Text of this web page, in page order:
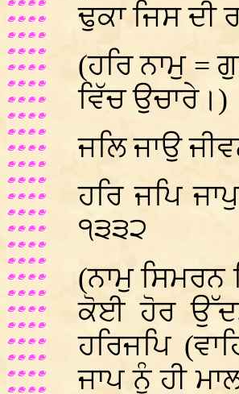
ਢੁਕਾ ਜਿਸ ਦੀ
(ਹਰਿ ਨਾਮੁ =
ਵਿੱਚ ਉਚਾਰੇ।)
ਜਲਿ ਜਾਉ
ਹਰਿ ਜਪਿ
੧੩੩੨
(ਨਾਮੁ ਸਿਮਰਨ
ਕੋਈ ਹੋਰ
ਹਰਿਜਪਿ
ਜਾਪ ਨੂੰ ਹੀ